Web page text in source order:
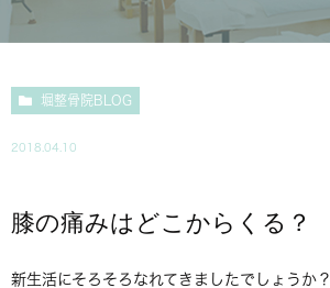
堀整骨院BLOG
2018.04.10
膝の痛みはどこからくる？
新生活にそろそろなれてきましたでしょうか？